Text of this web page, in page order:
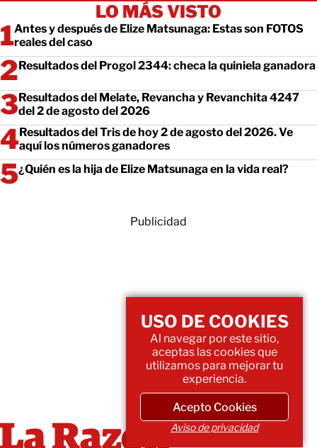
LO MÁS VISTO
Antes y después de Elize Matsunaga: Estas son FOTOS
reales del caso
Resultados del Progol 2344: checa la quiniela ganadora
Resultados del Melate, Revancha y Revanchita 4247
del 2 de agosto del 2026
Resultados del Tris de hoy 2 de agosto del 2026. Ve
aquí los números ganadores
¿Quién es la hija de Elize Matsunaga en la vida real?
Publicidad
USO DE COOKIES
Al navegar por este sitio,
aceptas las cookies que
utilizamos para mejorar tu
experiencia.
Acepto Cookies
Aviso de privacidad